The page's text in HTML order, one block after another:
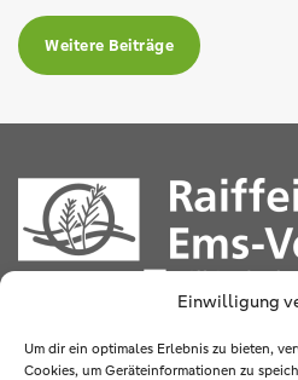
Einwilligung
Um dir ein optimales Erlebnis zu bieten,
Cookies, um Geräteinformationen zu
Weitere Beiträge
49777 Klein Berßen